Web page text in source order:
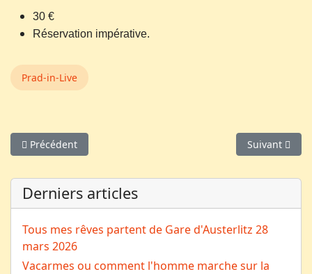
30 €
Réservation impérative.
Prad-in-Live
Article précédent : Programmation
Précédent Article
Suivant
Derniers articles
Tous mes rêves partent de Gare d'Austerlitz 28
mars 2026
Vacarmes ou comment l'homme marche sur la